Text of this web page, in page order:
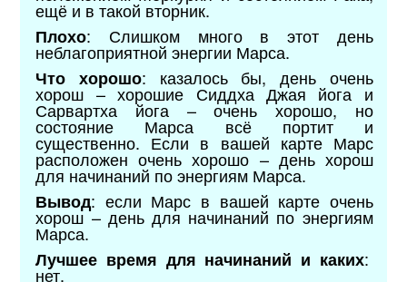
ещё и в такой вторник.
Плохо: Слишком много в этот день
неблагоприятной энергии Марса.
Что хорошо: казалось бы, день очень
хорош – хорошие Сиддха Джая йога и
Сарвартха йога – очень хорошо, но
состояние Марса всё портит и
существенно. Если в вашей карте Марс
расположен очень хорошо – день хорош
для начинаний по энергиям Марса.
Вывод: если Марс в вашей карте очень
хорош – день для начинаний по энергиям
Марса.
Лучшее время для начинаний и каких:
нет.